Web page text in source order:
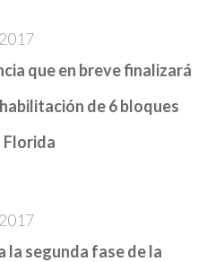
que en breve finalizará
de 6 bloques
Florida
la segunda fase de la